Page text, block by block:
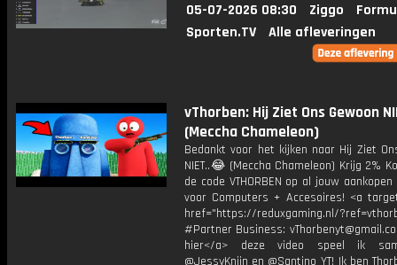
05-07-2026 08:30 Ziggo
Sporten.TV
Alle afleveringen
vThorben: Hij Ziet Ons Gewoon
(Meccha Chameleon)
Bedankt voor het kijken naar Hij Ziet
NIET..😂 (Meccha Chameleon) Krijg 2%
de code VTHORBEN op al jouw aankopen
voor Computers + Accesoires! <a
href="https://reduxgaming.nl/
#Partner Business:
hier</a> deze video speel ik
@JessyKnijn en @Santino_YT! Ik ben